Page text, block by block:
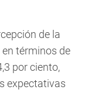
de la
términos de
por ciento,
expectativas